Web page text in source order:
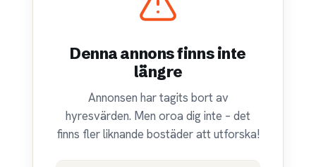
Denna annons finns inte
längre
Annonsen har tagits bort av
hyresvärden. Men oroa dig inte – det
finns fler liknande bostäder att utforska!